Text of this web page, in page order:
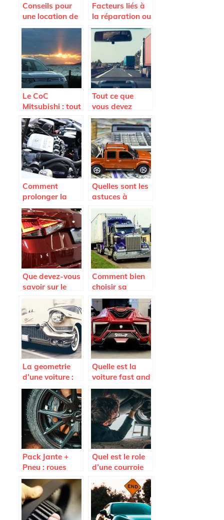
Conseils pour
une location de
voiture en
Facteurs liés à
la réparation ou
au
remplacement
du pare-brise
Le CoC
Mitsubishi : tout
savoir sur ce
document
indispensable
Tout ce que
vous devez
savoir avant
l’achat d’un
pare-brise de
voiture
Comment
prolonger la
duree de vie de
son vehicule a
cout reduit ?
Quelles sont les
astuces à
payer le moins
cher possible
son assurance
auto ?
Que devez-vous
savoir sur le
Seat Arona ?
Comment bien
choisir sa
remorque ?
La geometrie
d’une voiture :
quand et
pourquoi la
faire ?
Quelle est la
voiture fast and
Furious 7 la plus
vendue aux
encheres ?
Pack Jante +
Pneu : roues
completes pas
cheres sur
Avatacar.com
Quel est le role
d’une courroie
d’alternateur